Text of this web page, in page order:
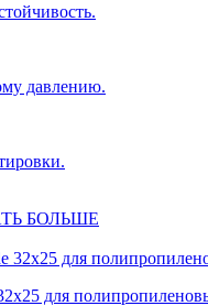
давлению.
БОЛЬШЕ
для